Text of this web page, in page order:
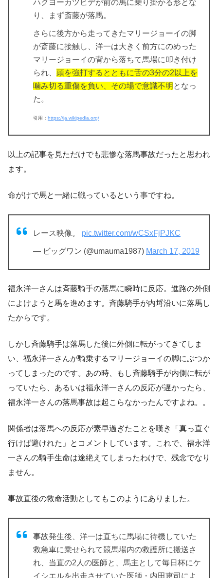
ハクヨーカツヒデが前の馬に乗り掛かる形とな
り、まず斎藤が落馬。
さらに後方から走ってきたマリージョーイの脚
が斎藤に接触し、洋一は大きく前方にのめった
マリージョーイの背から落ちて馬場に叩き付け
られ、 頭を強打するとともに舌の3分の2以上を
噛み切る重傷を負い、その場で意識不明 となっ
た。
引用： https://ja.wikipedia.org/
以上の記事を見ただけでも悲惨な落馬事故だった と思われ
ます。
命がけで馬と一緒に戦っているという事ですね。
レース映像。 pic.twitter.com/wCSxFjPJKC
— ビッグワン (@umauma1987) March 17, 2019
福永洋一さんは斉藤騎手の落馬に瞬時に反応。進路の外側
によけようと馬を進めます。斉藤騎手が内埒沿いに落馬し
たからです。
しかし斉藤騎手は落馬した後に外側に転がってきてしま
い、福永洋一さんが騎乗するマリージョーイの脚にぶつか
ってしまったのです。あの時、もし斉藤騎手が内側に転が
っていたら、あるいは福永洋一さんの反応が遅かったら、
福永洋一さんの落馬事故は起こらなかったんですよね。。
関係者は落馬への反応が素早過ぎたことを嘆き「真っ直ぐ
行けば避けれた」とコメントしています。これで、福永洋
一さんの騎手生命は途絶えてしまったわけで、残念でなり
ません。
事故直後の救命活動としてもこのようにありました。
事故発生後、洋一は直ちに馬場に待機していた
救急車に乗せられて競馬場内の救護所に搬送さ
れ、当直の2人の医師と、馬主として毎日杯にケ
イシエルを出走させていた医師・内田恵司によ